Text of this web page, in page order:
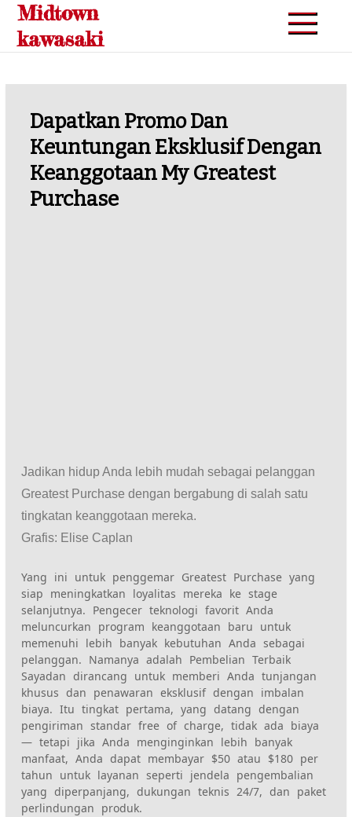
Skip
content
Midtown
kawasaki
Dapatkan Promo Dan
Keuntungan Eksklusif Dengan
Keanggotaan My Greatest
Purchase
Jadikan hidup Anda lebih mudah sebagai pelanggan
Greatest Purchase dengan bergabung di salah satu
tingkatan keanggotaan mereka.
Grafis: Elise Caplan
Yang ini untuk penggemar Greatest Purchase yang
siap meningkatkan loyalitas mereka ke stage
selanjutnya. Pengecer teknologi favorit Anda
meluncurkan program keanggotaan baru untuk
memenuhi lebih banyak kebutuhan Anda sebagai
pelanggan. Namanya adalah Pembelian Terbaik
Sayadan dirancang untuk memberi Anda tunjangan
khusus dan penawaran eksklusifdengan imbalan
biaya. Itutingkat pertama, yang datang dengan
pengiriman standar free of charge, tidak ada biaya
— tetapi jika Anda menginginkan lebih banyak
manfaat,Anda dapat membayar $50 atau $180 per
tahun untuk layanan seperti jendela pengembalian
yang diperpanjang, dukungan teknis 24/7, dan paket
perlindungan produk.